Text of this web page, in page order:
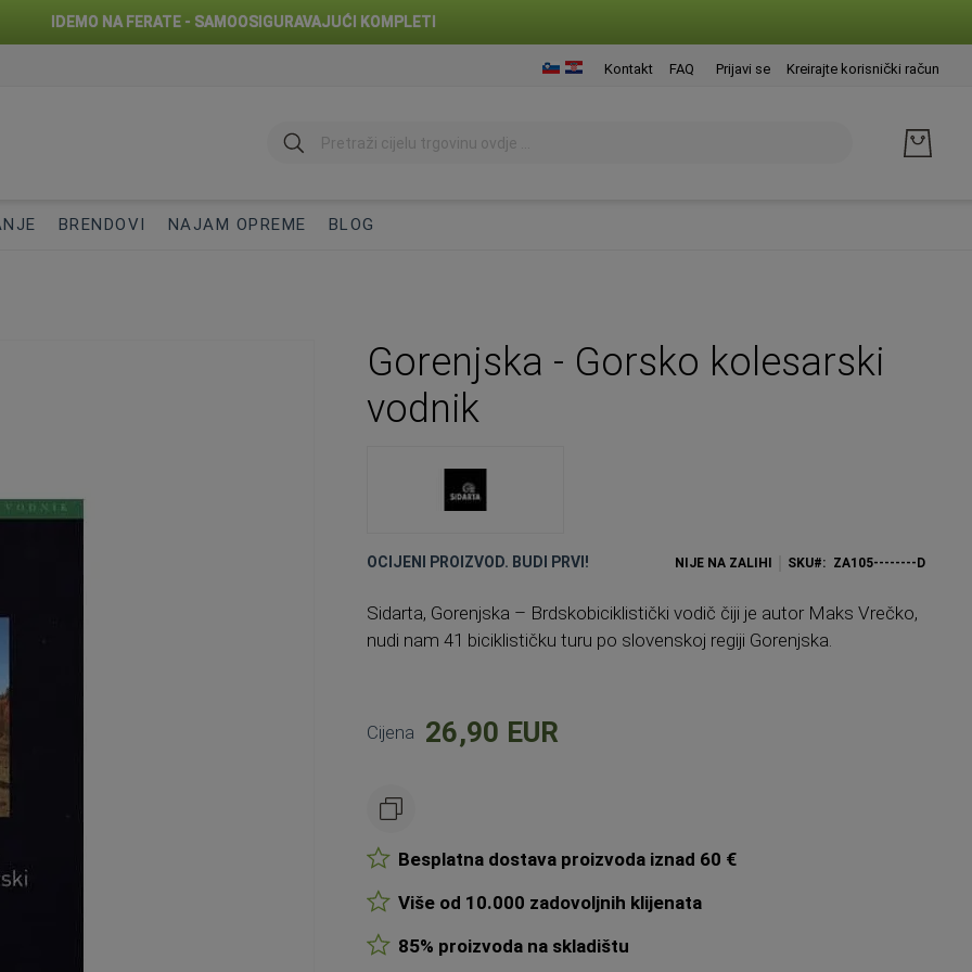
IDEMO NA FERATE - SAMOOSIGURAVAJUĆI KOMPLETI
na
Kontakt FAQ Prijavi se Kreirajte korisnički račun
traži
BRENDOVI NAJAM OPREME BLOG
Gorenjska - Gorsko kolesarski
vodnik
OCIJENI PROIZVOD. BUDI PRVI! NIJE NA ZALIHI SKU ZA105--------D
Sidarta, Gorenjska – Brdskobiciklistički vodič čiji je autor Maks Vrečko,
nudi nam 41 biciklističku turu po slovenskoj regiji Gorenjska.
Cijena 26,90 EUR
Besplatna dostava proizvoda iznad 60 €
Više od 10.000 zadovoljnih klijenata
85% proizvoda na skladištu